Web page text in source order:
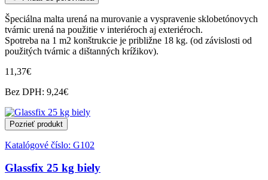
Špeciálna malta urená na murovanie a vyspravenie sklobetónovych
tvárnic urená na použitie v interiéroch aj exteriéroch.
Spotreba na 1 m2 konštrukcie je približne 18 kg. (od závislosti od
použitých tvárnic a dištanných krížikov).
11,37€
Bez DPH: 9,24€
Pozrieť produkt
Katalógové číslo: G102
Glassfix 25 kg biely